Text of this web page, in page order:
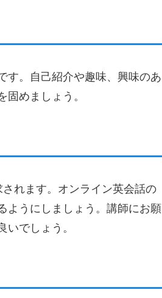
す。自己紹介や趣味、興味のあ
めましょう。
れます。オンライン英会話の
ようにしましょう。講師にお願
でしょう。